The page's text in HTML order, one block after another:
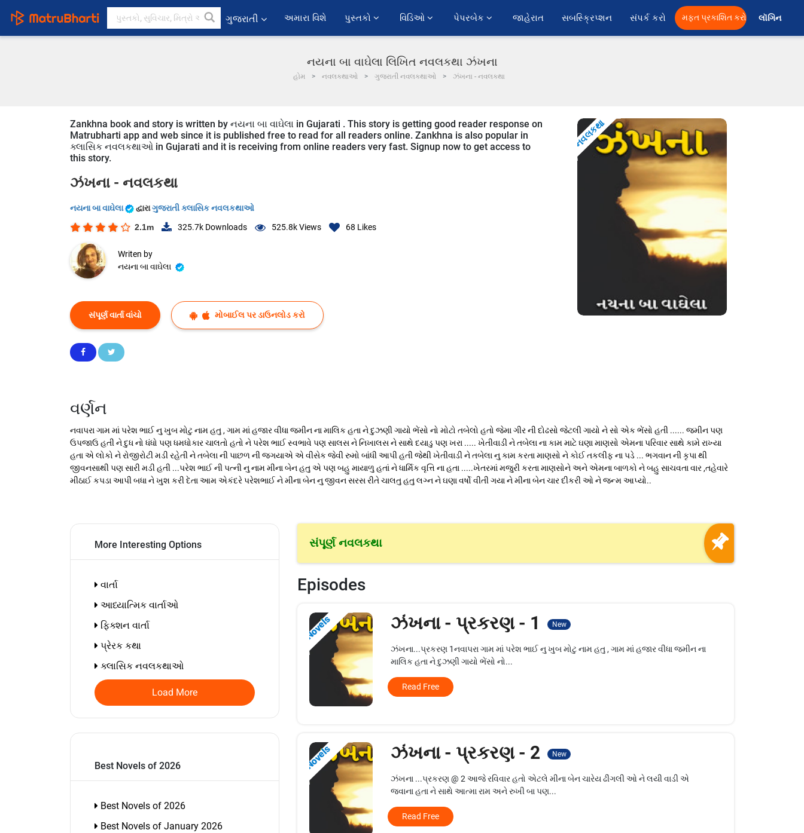
ગુજરાતી અમારા વિશે પુસ્તકો વિડિઓ પેપરબેક જાહેરાત સબસ્ક્રિપ્શન સંપર્ક કરો મફત પ્રકાશિત કરો લૉગિન
નયના બા વાઘેલા લિખિત નવલકથા ઝંખના
હોમ નવલકથાઓ ગુજરાતી નવલકથાઓ ઝંખના - નવલકથા
Zankhna book and story is written by નયના બા વાઘેલા in Gujarati . This story is getting good reader response on
Matrubharti app and web since it is published free to read for all readers online. Zankhna is also popular in
ક્લાસિક નવલકથાઓ in Gujarati and it is receiving from online readers very fast. Signup now to get access to
this story.
ઝંખના - નવલકથા
નયના બા વાઘેલા દ્વારાગુજરાતી ક્લાસિક નવલકથાઓ
2.1m 325.7k Downloads 525.8kViews 68 Likes
Writen by
નયના બા વાઘેલા
સંપૂર્ણ વાર્તા વાંચો મોબાઈલ પર ડાઉનલોડ કરો
નવલકથા
વર્ણન
નવાપરા ગામ માં પરેશ ભાઈ નુ ખુબ મોટુ નામ હતુ , ગામ માં હજાર વીધા જમીન ના માલિક હતા ને દુઝણી ગાયો ભેંસો નો મોટો તબેલો હતો જેમા ગીર ની દોઢસો જેટલી ગાયો ને સો એક ભેંસો હતી ...... જમીન પણ
ઉપજાઉ હતી ને દુધ નો ધંધો પણ ધમધોકાર ચાલતો હતો ને પરેશ ભાઈ સ્વભાવે પણ સાલસ ને નિખાલસ ને સાથે દયાડુ પણ ખરા ..... ખેતીવાડી ને તબેલા ના કામ માટે ઘણા માણસો એમના પરિવાર સાથે કામે રાખ્યા
હતા એ લોકો ને રોજીરોટી મડી રહેતી ને તબેલા ની પાછળ ની જગયાએ એ વીસેક જેવી રુમો બાંધી આપી હતી જેથી ખેતીવાડી ને તબેલા નુ કામ કરતા માણસો ને કોઈ તકલીફ ના પડે ... ભગવાન ની કૃપા થી
જીવનસાથી પણ સારી મડી હતી ...પરેશ ભાઈ ની પત્ની નુ નામ મીના બેન હતુ એ પણ બહુ માયાળુ હતાં ને ધાર્મિક વૃત્તિ ના હતા .....ખેતરમાં મજુરી કરતા માણસોને અને એમના બાળકો ને બહુ સાચવતા વાર ,તહેવારે
મીઠાઈ કપડા આપી બધા ને ખુશ કરી દેતા આમ એકંદરે પરેશભાઈ ને મીના બેન નુ જીવન સરસ રીતે ચાલતુ હતુ લગ્ન ને ઘણા વર્ષો વીતી ગયા ને મીના બેન ચાર દીકરી ઓ ને જન્મ આપ્યો..
More Interesting Options
વાર્તા
આધ્યાત્મિક વાર્તાઓ
ફિક્શન વાર્તા
પ્રેરક કથા
ક્લાસિક નવલકથાઓ
Load More
Best Novels of 2026
Best Novels of 2026
Best Novels of January 2026
સંપૂર્ણ નવલકથા
Episodes
Novels ઝંખના - પ્રકરણ - 1 New
ઝંખના...પ્રકરણ 1નવાપરા ગામ માં પરેશ ભાઈ નુ ખુબ મોટુ નામ હતુ , ગામ માં હજાર વીધા જમીન ના
માલિક હતા ને દુઝણી ગાયો ભેંસો નો...
Read Free
Novels ઝંખના - પ્રકરણ - 2 New
ઝંખના ...પ્રકરણ @ 2 આજે રવિવાર હતો એટલે મીના બેન ચારેય ઢીંગલી ઓ ને લયી વાડી એ
જવાના હતા ને સાથે આત્મા રામ અને રુખી બા પણ...
Read Free